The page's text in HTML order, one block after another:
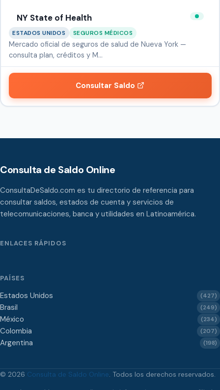
NY State of Health
ESTADOS UNIDOS SEGUROS MÉDICOS
Mercado oficial de seguros de salud de Nueva York —
consulta plan, créditos y M…
Consultar Saldo
Consulta de Saldo Online
ConsultaDeSaldo.com es tu directorio de referencia para
consultar saldos, estados de cuenta y servicios de
telecomunicaciones, banca y utilidades en Latinoamérica.
ENLACES RÁPIDOS
PAÍSES
Estados Unidos (427)
Brasil (249)
México (234)
Colombia (207)
Argentina (198)
© 2026 Consulta de Saldo Online. Todos los derechos reservados.